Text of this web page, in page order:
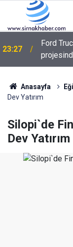
23:27
Ford
Anasayfa
Dev Yatırım
Silopi`de
Dev Yatırım